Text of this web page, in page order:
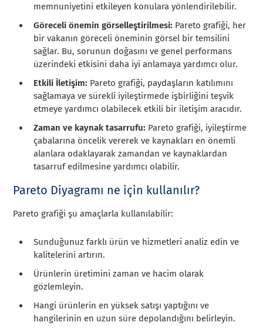
memnuniyetini etkileyen konulara yönlendirilebilir.
Göreceli önemin görselleştirilmesi: Pareto grafiği, her
bir vakanın göreceli öneminin görsel bir temsilini
sağlar. Bu, sorunun doğasını ve genel performans
üzerindeki etkisini daha iyi anlamaya yardımcı olur.
Etkili İletişim: Pareto grafiği, paydaşların katılımını
sağlamaya ve sürekli iyileştirmede işbirliğini teşvik
etmeye yardımcı olabilecek etkili bir iletişim aracıdır.
Zaman ve kaynak tasarrufu: Pareto grafiği, iyileştirme
çabalarına öncelik vererek ve kaynakları en önemli
alanlara odaklayarak zamandan ve kaynaklardan
tasarruf edilmesine yardımcı olabilir.
Pareto Diyagramı ne için kullanılır?
Pareto grafiği şu amaçlarla kullanılabilir:
Sunduğunuz farklı ürün ve hizmetleri analiz edin ve
kalitelerini artırın.
Ürünlerin üretimini zaman ve hacim olarak
gözlemleyin.
Hangi ürünlerin en yüksek satışı yaptığını ve
hangilerinin en uzun süre depolandığını belirleyin.